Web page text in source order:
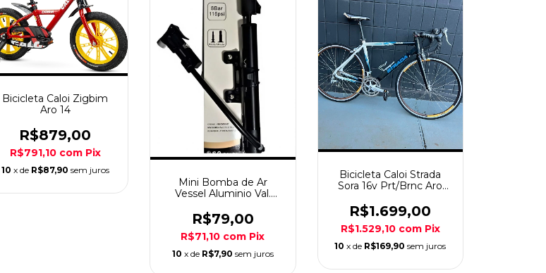
Bicicleta Caloi Zigbim
Aro 14
R$879,00
R$791,10 com Pix
10 x de R$87,90 sem juros
Mini Bomba de Ar
Vessel Aluminio Val.
R$79,00
R$71,10 com Pix
10 x de R$7,90 sem juros
Bicicleta Caloi Strada
Sora 16v Prt/Brnc Aro
R$1.699,00
R$1.529,10 com Pix
10 x de R$169,90 sem juros